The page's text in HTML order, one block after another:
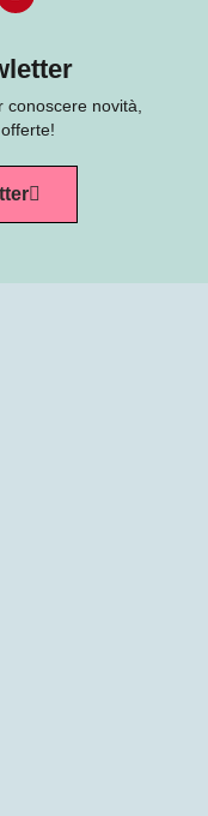
conoscere novità,